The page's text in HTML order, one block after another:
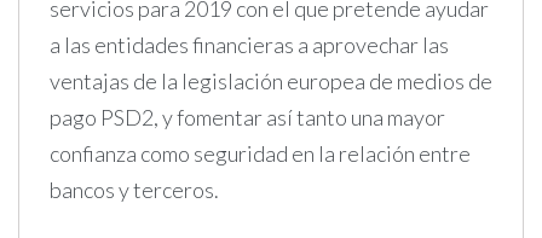
servicios para 2019 con el que pretende ayudar
a las entidades financieras a aprovechar las
ventajas de la legislación europea de medios de
pago PSD2, y fomentar así tanto una mayor
confianza como seguridad en la relación entre
bancos y terceros.